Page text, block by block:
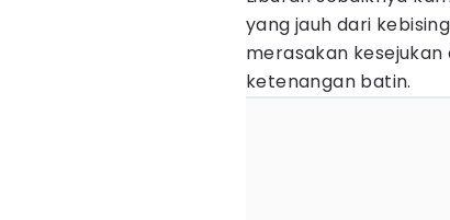
yang jauh dari
merasakan
ketenangan batin.